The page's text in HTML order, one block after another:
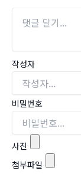
작성자
비밀번호
사진
첨부파일